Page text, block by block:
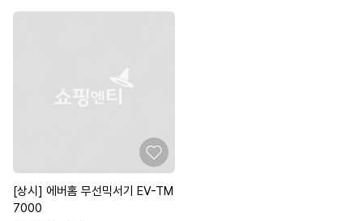
[상시] 에버홈 무선믹서기 EV-TM
7000